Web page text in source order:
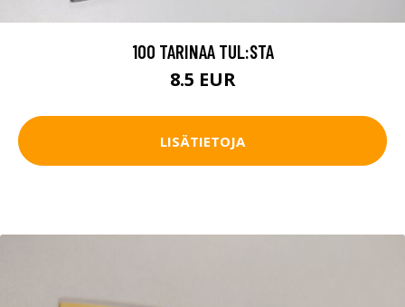
100 TARINAA TUL:STA
8.5 EUR
LISÄTIETOJA